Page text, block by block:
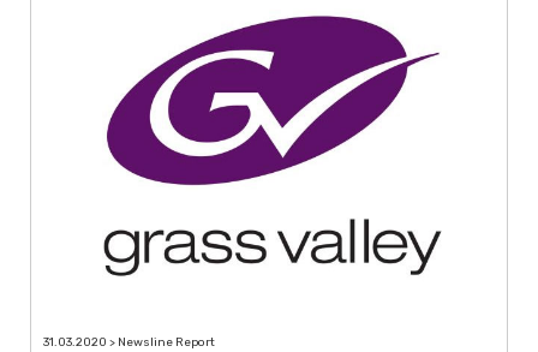
31.03.2020 > Newsline Report